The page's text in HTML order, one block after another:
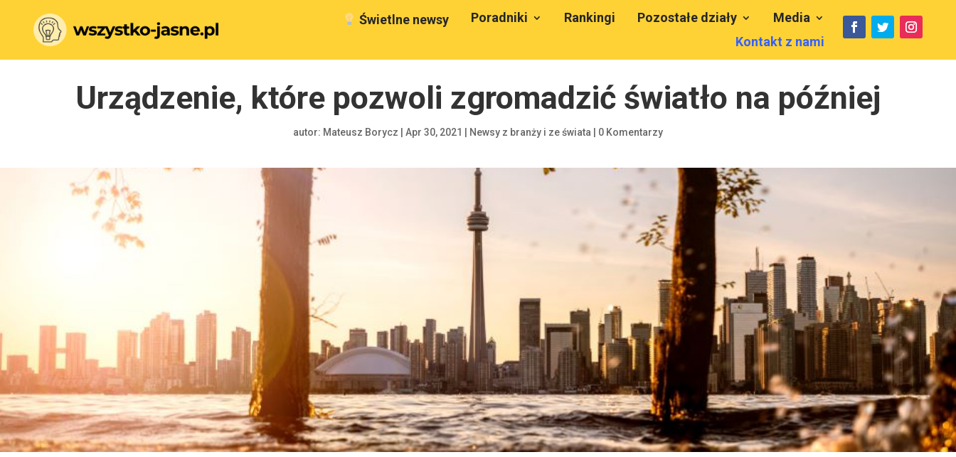
Świetlne newsy Poradniki Rankingi Pozostałe działy
Media
Kontakt z nami
Urządzenie, które pozwoli zgromadzić światło na później
autor: Mateusz Borycz Apr 30, 2021 Newsy z branży i ze świata 0 Komentarzy